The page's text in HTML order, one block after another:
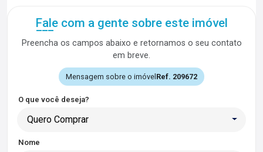
Fale com a gente sobre este imóvel
Preencha os campos abaixo e retornamos o seu contato
em breve.
Mensagem sobre o imóvelRef. 209672
O que você deseja?
Quero Comprar
Nome